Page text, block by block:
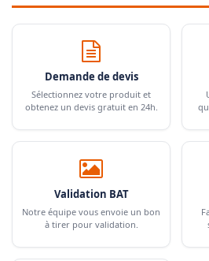
Demande de devis
Sélectionnez votre produit et
obtenez un devis gratuit en 24h.
Validation BAT
Notre équipe vous envoie un bon
à tirer pour validation.